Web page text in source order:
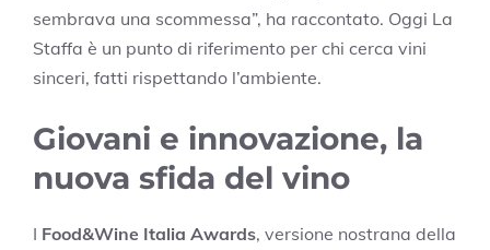
sembrava una scommessa”, ha raccontato. Oggi La
Staffa è un punto di riferimento per chi cerca vini
sinceri, fatti rispettando l’ambiente.
Giovani e innovazione, la
nuova sfida del vino
I Food&Wine Italia Awards, versione nostrana della